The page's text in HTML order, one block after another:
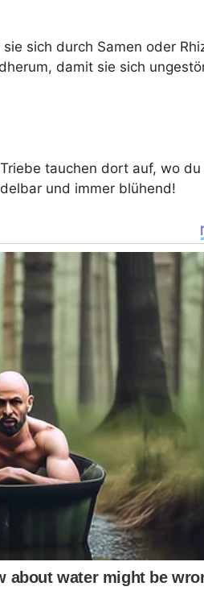
sich durch Samen oder
damit sie sich
tauchen dort auf, wo
und immer blühend!